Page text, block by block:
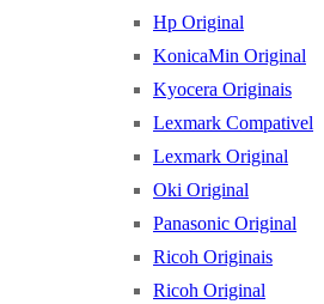
Hp Original
KonicaMin Original
Kyocera Originais
Lexmark Compativel
Lexmark Original
Oki Original
Panasonic Original
Ricoh Originais
Ricoh Original